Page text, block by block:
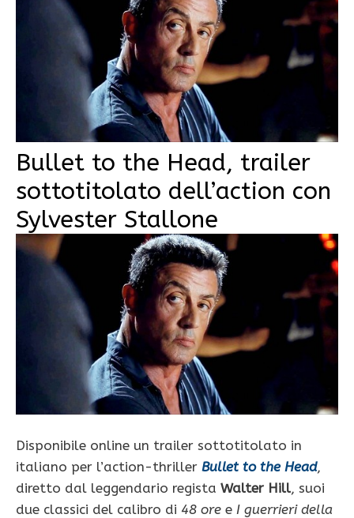
Bullet to the Head, trailer
sottotitolato dell’action con
Sylvester Stallone
Disponibile online un trailer sottotitolato in
italiano per l’action-thriller Bullet to the Head,
diretto dal leggendario regista Walter Hill, suoi
due classici del calibro di 48 ore e I guerrieri della